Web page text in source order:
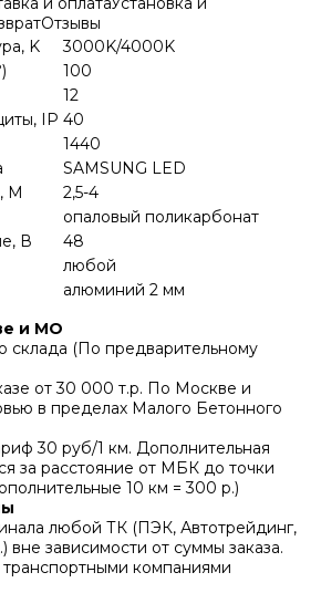
Отзывы
K
3000K/4000K
100
12
IP 40
1440
SAMSUNG LED
М
2,5-4
опаловый поликарбонат
В
48
любой
алюминий 2 мм
и МО
склада (По предварительному
от 30 000 т.р. По Москве и
в пределах Малого Бетонного
30 руб/1 км. Дополнительная
за расстояние от МБК до точки
10 км = 300 р.)
любой ТК (ПЭК, Автотрейдинг,
вне зависимости от суммы заказа.
компаниями